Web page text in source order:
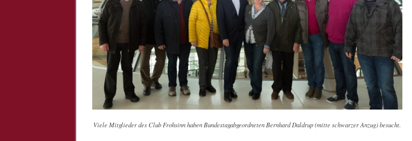
Viele Mitglieder des Club Frohsinn haben Bundestagabgeordneten Bernhard Daldrup (mitte schwarzer Anzug) besucht.